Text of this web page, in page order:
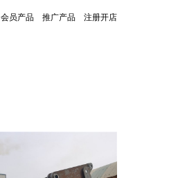
会员产品 推广产品 注册开店